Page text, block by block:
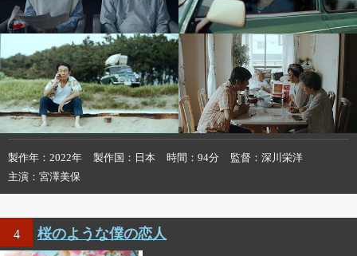
製作年 2022年 製作国 日本 時間 94分 監督
深川栄洋
主演
宮澤美保
4 桜のような僕の恋人